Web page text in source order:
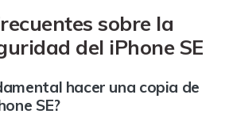
sobre la
del iPhone SE
hacer una copia de
SE?